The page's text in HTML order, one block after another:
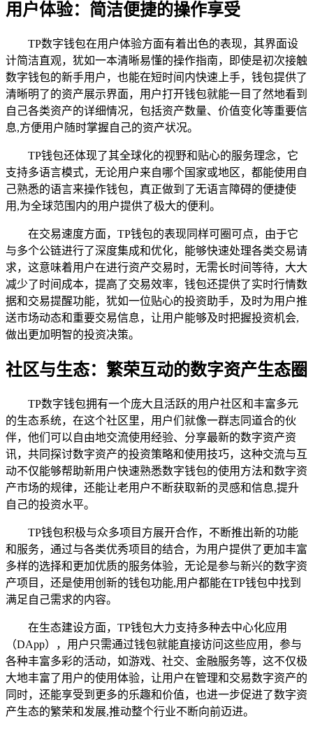
用户体验：简洁便捷的操作享受
TP数字钱包在用户体验方面有着出色的表现，其界面设
计简洁直观，犹如一本清晰易懂的操作指南，即使是初次接触
数字钱包的新手用户，也能在短时间内快速上手，钱包提供了
清晰明了的资产展示界面，用户打开钱包就能一目了然地看到
自己各类资产的详细情况，包括资产数量、价值变化等重要信
息,方便用户随时掌握自己的资产状况。
TP钱包还体现了其全球化的视野和贴心的服务理念，它
支持多语言模式，无论用户来自哪个国家或地区，都能使用自
己熟悉的语言来操作钱包，真正做到了无语言障碍的便捷使
用,为全球范围内的用户提供了极大的便利。
在交易速度方面，TP钱包的表现同样可圈可点，由于它
与多个公链进行了深度集成和优化，能够快速处理各类交易请
求，这意味着用户在进行资产交易时，无需长时间等待，大大
减少了时间成本，提高了交易效率，钱包还提供了实时行情数
据和交易提醒功能，犹如一位贴心的投资助手，及时为用户推
送市场动态和重要交易信息，让用户能够及时把握投资机会,
做出更加明智的投资决策。
社区与生态：繁荣互动的数字资产生态圈
TP数字钱包拥有一个庞大且活跃的用户社区和丰富多元
的生态系统，在这个社区里，用户们就像一群志同道合的伙
伴，他们可以自由地交流使用经验、分享最新的数字资产资
讯，共同探讨数字资产的投资策略和使用技巧，这种交流与互
动不仅能够帮助新用户快速熟悉数字钱包的使用方法和数字资
产市场的规律，还能让老用户不断获取新的灵感和信息,提升
自己的投资水平。
TP钱包积极与众多项目方展开合作，不断推出新的功能
和服务，通过与各类优秀项目的结合，为用户提供了更加丰富
多样的选择和更加优质的服务体验，无论是参与新兴的数字资
产项目，还是使用创新的钱包功能,用户都能在TP钱包中找到
满足自己需求的内容。
在生态建设方面，TP钱包大力支持多种去中心化应用
（DApp），用户只需通过钱包就能直接访问这些应用，参与
各种丰富多彩的活动，如游戏、社交、金融服务等，这不仅极
大地丰富了用户的使用体验，让用户在管理和交易数字资产的
同时，还能享受到更多的乐趣和价值，也进一步促进了数字资
产生态的繁荣和发展,推动整个行业不断向前迈进。